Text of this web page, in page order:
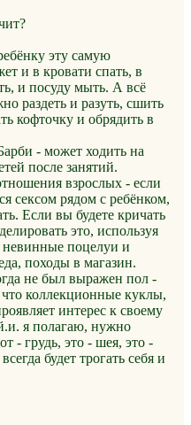
эту самую
и в кровати спать, в
и посуду мыть. А всё
раздеть и разуть, сшить
кофточку и обрядить в
- может ходить на
после занятий.
взрослых - если
сексом рядом с ребёнком,
Если вы будете кричать
это, используя
невинные поцелуи и
походы в магазин.
не был выражен пол -
коллекционные куклы,
интерес к своему
я полагаю, нужно
- грудь, это - шея, это -
будет трогать себя и